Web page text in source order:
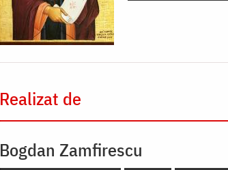
Realizat de
Bogdan Zamfirescu